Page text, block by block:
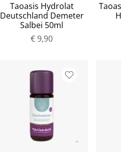
Taoasis Hydrolat
Deutschland Demeter
Salbei 50ml
€ 9,90